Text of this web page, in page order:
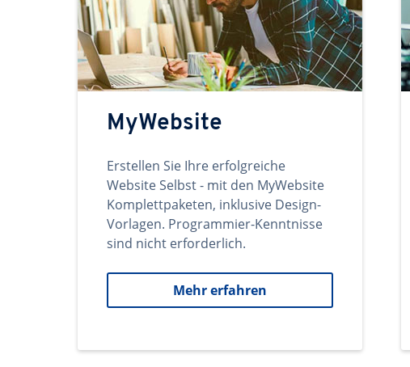
MyWebsite
Erstellen Sie Ihre erfolgreiche
Website Selbst - mit den MyWebsite
Komplettpaketen, inklusive Design-
Vorlagen. Programmier-Kenntnisse
sind nicht erforderlich.
Mehr erfahren